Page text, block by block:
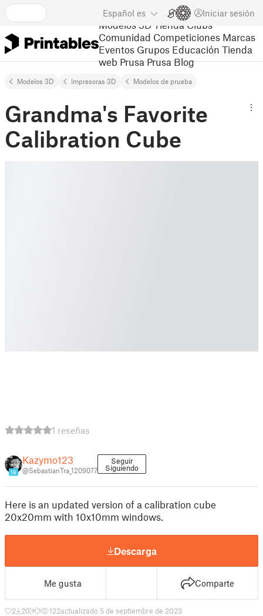
Español es Iniciar sesión
Modelos 3D Tienda Clubs
Comunidad Competiciones Marcas
Eventos Grupos Educación Tienda
web Prusa Prusa Blog
Modelos 3D Impresoras 3D Modelos de prueba
Grandma's Favorite
Calibration Cube
1 reseñas
16
Kazymo123
@SebastianTra_1209077
Seguir
Siguiendo
Here is an updated version of a calibration cube
20x20mm with 10x10mm windows.
Descarga
Me gusta Comparte
2 20 1 122actualizado 5 de septiembre de 2023